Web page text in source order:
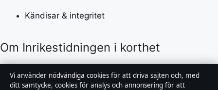
Kändisar & integritet
Om Inrikestidningen i korthet
Inrikestidningen är en oberoende svensk digital
nyhetssajt med fokus på film, tv, kultur och
Vi använder nödvändiga cookies för att driva sajten och, med
ditt samtycke, cookies för analys och annonsering för att